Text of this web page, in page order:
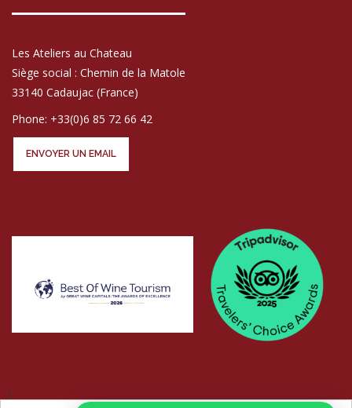
Les Ateliers au Chateau
Siège social : Chemin de la Matole
33140 Cadaujac (France)
Phone: +33(0)6 85 72 66 42
ENVOYER UN EMAIL